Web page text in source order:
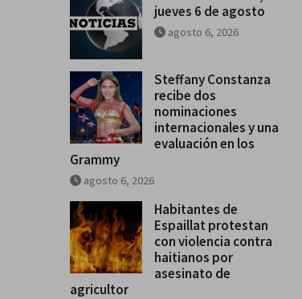
jueves 6 de agosto
agosto 6, 2026
Steffany Constanza
recibe dos
nominaciones
internacionales y una
evaluación en los
Grammy
agosto 6, 2026
Habitantes de
Espaillat protestan
con violencia contra
haitianos por
asesinato de
agricultor